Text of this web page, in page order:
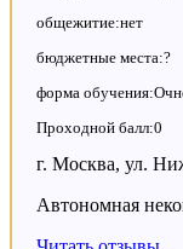
общежитие:нет
бюджетные места:?
форма
Проходной балл:0
г. Москва, ул.
Автономная